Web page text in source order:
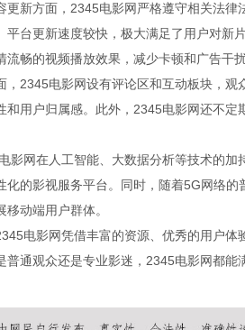
更新方面，2345电影网严格遵守相关法
平台更新速度较快，极大满足了用户对新
流畅的视频播放效果，减少卡顿和广告干
，2345电影网设有评论区和互动板块，
和用户归属感。此外，2345电影网还不
影网在人工智能、大数据分析等技术的
化的影视服务平台。同时，随着5G网络
移动端用户群体。
电影网凭借丰富的资源、优秀的用户
普通观众还是专业影迷，2345电影网都